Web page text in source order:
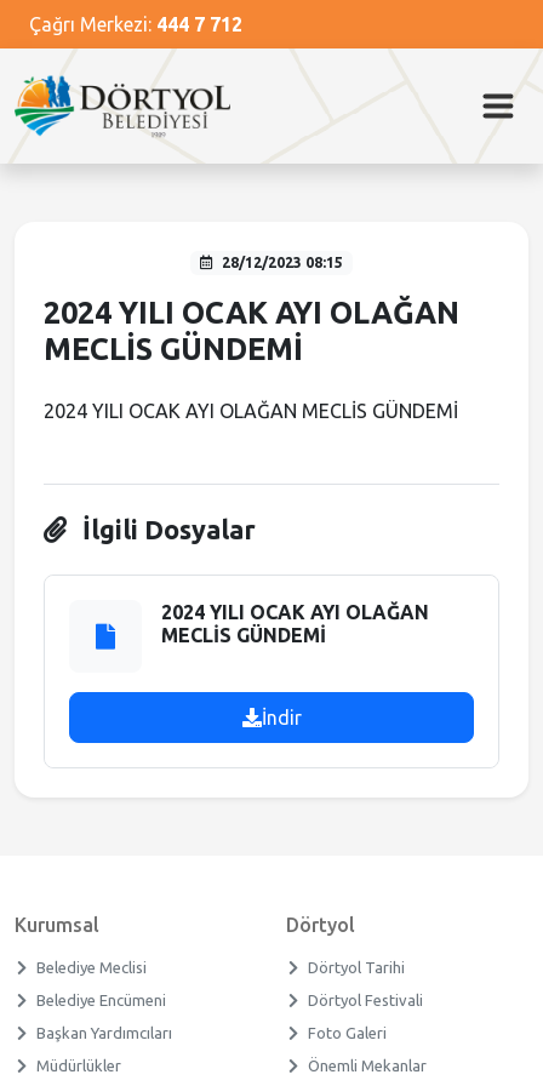
Çağrı Merkezi: 444 7 712
Ana Menü
Kurumsal
Belediye Meclisi
Başkan Yardımcıları
Meclis Kararları
Meclis Gündemi
Muhtarlıklar
Ana Menü
Dörtyol
Dörtyol Tarihi
Foto Galeri
Ana Menü
Başkan
Başkanın Özgeçmişi
Ana Menü
Hizmetlerimiz
Nikah İşlemleri
Temizlik Hizmetleri
Ana Menü
Güncel
Haberler
Medya Haberleri
28/12/2023 08:15
2024 YILI OCAK AYI OLAĞAN
MECLİS GÜNDEMİ
2024 YILI OCAK AYI OLAĞAN MECLİS GÜNDEMİ
İlgili Dosyalar
2024 YILI OCAK AYI OLAĞAN
MECLİS GÜNDEMİ
İndir
Kurumsal
Belediye Meclisi
Belediye Encümeni
Başkan Yardımcıları
Müdürlükler
Dörtyol
Dörtyol Tarihi
Dörtyol Festivali
Foto Galeri
Önemli Mekanlar